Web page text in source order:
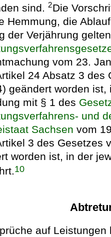
sind.2Die
Hemmung, die
der Verjährung
vom 23.
24 Absatz 3 des
geändert worden
mit § 1 des
und
Sachsen vom
3 des Gesetzes
worden ist, in der
10
auf